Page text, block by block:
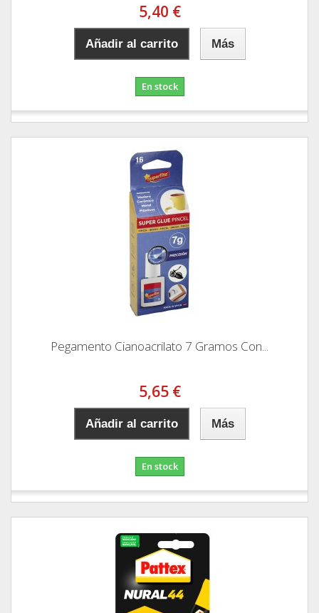
5,40 €
Añadir al carrito Más
En stock
Pegamento Cianoacrilato 7 Gramos Con...
5,65 €
Añadir al carrito Más
En stock